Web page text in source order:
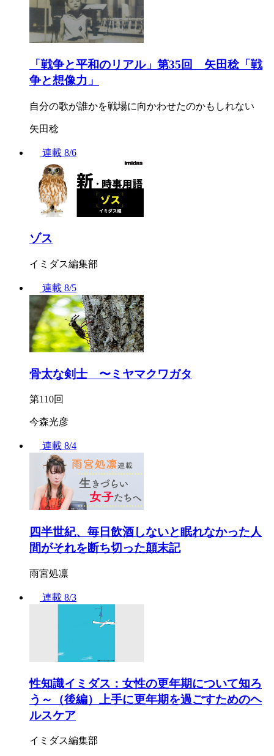
「戦争と平和のリアル」第35回 矢田稔「戦
争と想像力」
自分の歌が誰かを戦場に向かわせたのかもしれない
矢田稔
連載 8/6
ゾス
イミダス編集部
連載 8/5
骨太な剣士 〜ミヤマクワガタ
第110回
今森光彦
連載 8/4
四半世紀、毎日飲酒しないと眠れなかった人
間がそれを断ち切った顛末記
雨宮処凛
連載 8/3
性知識イミダス：女性の更年期について知ろ
う～（後編）上手に更年期を過ごすためのヘ
ルスケア
イミダス編集部